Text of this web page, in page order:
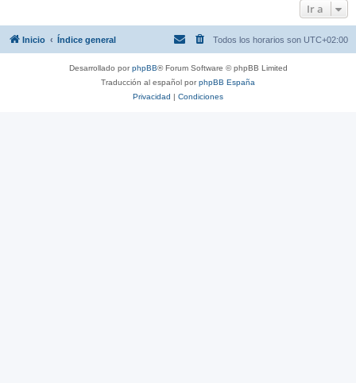
Ir a
Inicio Índice general Todos los horarios son UTC+02:00
Desarrollado porphpBB® Forum Software © phpBB Limited
Traducción al español porphpBB España
Privacidad | Condiciones